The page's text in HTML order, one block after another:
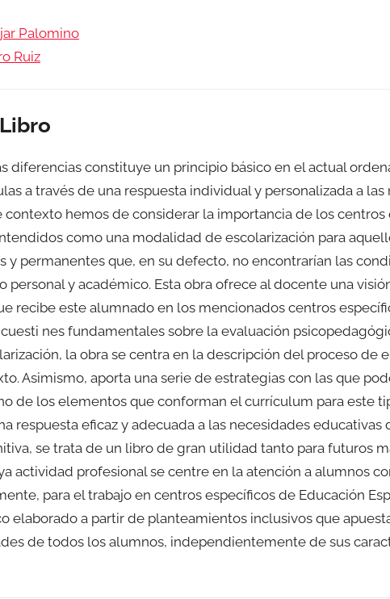
Palomino
Ruiz
diferencias constituye un principio básico en el actual
a través de una respuesta individual y personalizada a
contexto hemos de considerar la importancia de los centros
como una modalidad de escolarización para
y permanentes que, en su defecto, no encontrarían las
personal y académico. Esta obra ofrece al docente una
recibe este alumnado en los mencionados centros
cuesti nes fundamentales sobre la evaluación
la obra se centra en la descripción del proceso de
Asimismo, aporta una serie de estrategias con las que
de los elementos que conforman el currículum para este
respuesta eficaz y adecuada a las necesidades educativas
se trata de un libro de gran utilidad tanto para futuros
actividad profesional se centre en la atención a alumnos
para el trabajo en centros específicos de Educación
elaborado a partir de planteamientos inclusivos que
de todos los alumnos, independientemente de sus